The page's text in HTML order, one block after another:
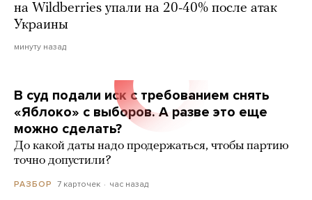
на Wildberries упали на 20-40% после атак
Украины
минуту назад
В суд подали иск с требованием снять
«Яблоко» с выборов. А разве это еще
можно сделать?
До какой даты надо продержаться, чтобы партию
точно допустили?
РАЗБОР 7 карточек час назад